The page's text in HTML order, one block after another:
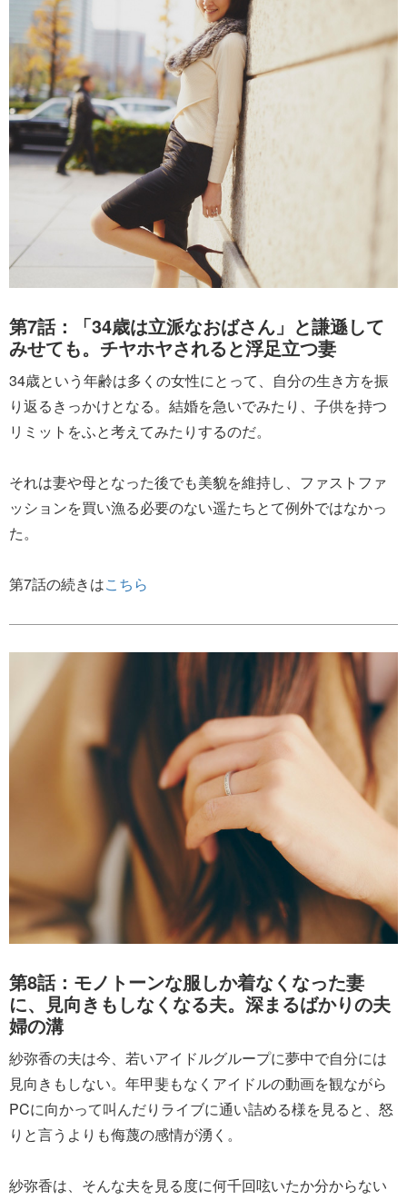
第7話：「34歳は立派なおばさん」と謙遜して
みせても。チヤホヤされると浮足立つ妻
34歳という年齢は多くの女性にとって、自分の生き方を振
り返るきっかけとなる。結婚を急いでみたり、子供を持つ
リミットをふと考えてみたりするのだ。
それは妻や母となった後でも美貌を維持し、ファストファ
ッションを買い漁る必要のない遥たちとて例外ではなかっ
た。
第7話の続きはこちら
第8話：モノトーンな服しか着なくなった妻
に、見向きもしなくなる夫。深まるばかりの夫
婦の溝
紗弥香の夫は今、若いアイドルグループに夢中で自分には
見向きもしない。年甲斐もなくアイドルの動画を観ながら
PCに向かって叫んだりライブに通い詰める様を見ると、怒
りと言うよりも侮蔑の感情が湧く。
紗弥香は、そんな夫を見る度に何千回呟いたか分からない